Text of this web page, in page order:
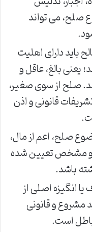
صلح، می تواند
باید دارای اهلیت
یعنی بالغ، عاقل و
صلح از سوی صغیر،
قانونی و اذن
صلح، اعم از مال،
و مشخص تعیین شده
باشد.
انگیزه اصلی از
مشروع و قانونی
است.